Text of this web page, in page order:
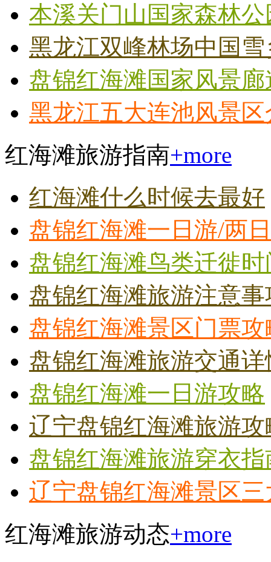
本溪关门山国家森林公
黑龙江双峰林场中国
盘锦红海滩国家风景
黑龙江五大连池风景区
红海滩旅游指南+more
红海滩什么时候去最好
盘锦红海滩一日游/两
盘锦红海滩鸟类迁徙
盘锦红海滩旅游注意事
盘锦红海滩景区门票攻
盘锦红海滩旅游交通详
盘锦红海滩一日游攻略
辽宁盘锦红海滩旅游攻
盘锦红海滩旅游穿衣指
辽宁盘锦红海滩景区
红海滩旅游动态+more